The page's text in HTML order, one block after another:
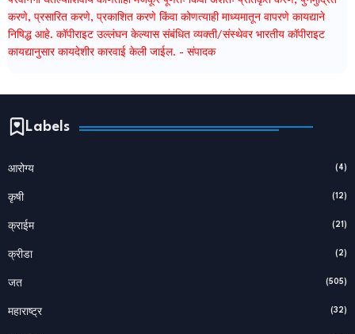
करणे, प्रसारित करणे, प्रकाशित करणे किंवा कोणत्याही माध्यमातून वापरणे कायद्याने
निषिद्ध आहे. कॉपीराइट उल्लंघन केल्यास संबंधित व्यक्ती/संस्थेवर भारतीय कॉपीराइट
कायद्यानुसार कायदेशीर कारवाई केली जाईल. - संपादक
Labels
आरोग्य (4)
कृषी (12)
क्राईम (21)
क्रीडा (2)
जत (505)
महाराष्ट्र (32)